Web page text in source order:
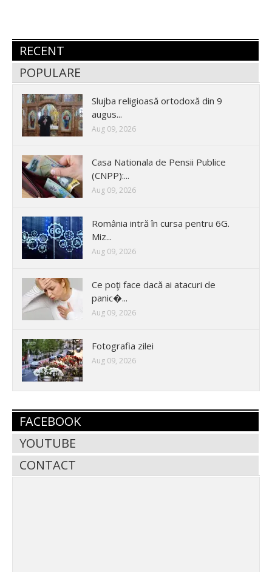
RECENT
POPULARE
Slujba religioasă ortodoxă din 9
augus...
Aug 09, 2026
Casa Nationala de Pensii Publice
(CNPP):...
Aug 09, 2026
România intră în cursa pentru 6G.
Miz...
Aug 09, 2026
Ce poţi face dacă ai atacuri de
panic�...
Aug 09, 2026
Fotografia zilei
Aug 09, 2026
FACEBOOK
YOUTUBE
CONTACT